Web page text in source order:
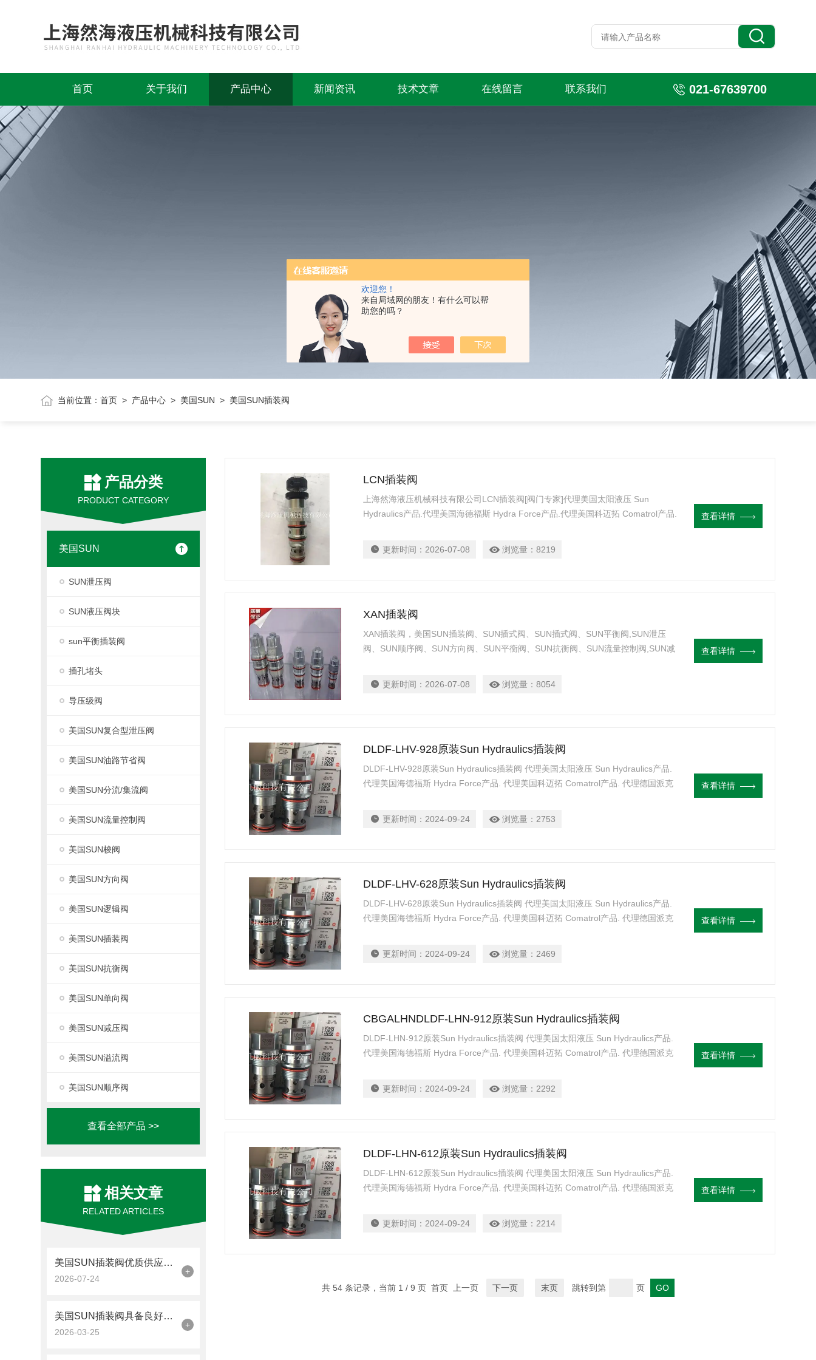
欢迎您！
来自局域网的朋友！有什么可以帮
助您的吗？
首页 关于我们 产品中心 新闻资讯 技术文章 在线留言 联系我们 021-67639700
当前位置：首页 > 产品中心 > 美国SUN > 美国SUN插装阀
产品分类
PRODUCT CATEGORY
美国SUN
SUN泄压阀
SUN液压阀块
sun平衡插装阀
插孔堵头
导压级阀
美国SUN复合型泄压阀
美国SUN油路节省阀
美国SUN分流/集流阀
美国SUN流量控制阀
美国SUN梭阀
美国SUN方向阀
美国SUN逻辑阀
美国SUN插装阀
美国SUN抗衡阀
美国SUN单向阀
美国SUN减压阀
美国SUN溢流阀
美国SUN顺序阀
查看全部产品 >>
相关文章
RELATED ARTICLES
美国SUN插装阀优质供应商选择指南
2026-07-24
+
美国SUN插装阀具备良好的耐磨、耐冲击和抗疲劳性能
2026-03-25
+
LCN插装阀
上海然海液压机械科技有限公司LCN插装阀[阀门专家]代理美国太阳液压 Sun
Hydraulics产品.代理美国海德福斯 Hydra Force产品.代理美国科迈拓 Comatrol产品.
更新时间： 2026-07-08 浏览量： 8219
查看详情
XAN插装阀
XAN插装阀，美国SUN插装阀、SUN插式阀、SUN插式阀、SUN平衡阀,SUN泄压
阀、SUN顺序阀、SUN方向阀、SUN平衡阀、SUN抗衡阀、SUN流量控制阀,SUN减
更新时间： 2026-07-08 浏览量： 8054
查看详情
DLDF-LHV-928原装Sun Hydraulics插装阀
DLDF-LHV-928原装Sun Hydraulics插装阀 代理美国太阳液压 Sun Hydraulics产品.
代理美国海德福斯 Hydra Force产品. 代理美国科迈拓 Comatrol产品. 代理德国派克
更新时间： 2024-09-24 浏览量： 2753
查看详情
DLDF-LHV-628原装Sun Hydraulics插装阀
DLDF-LHV-628原装Sun Hydraulics插装阀 代理美国太阳液压 Sun Hydraulics产品.
代理美国海德福斯 Hydra Force产品. 代理美国科迈拓 Comatrol产品. 代理德国派克
更新时间： 2024-09-24 浏览量： 2469
查看详情
CBGALHNDLDF-LHN-912原装Sun Hydraulics插装阀
DLDF-LHN-912原装Sun Hydraulics插装阀 代理美国太阳液压 Sun Hydraulics产品.
代理美国海德福斯 Hydra Force产品. 代理美国科迈拓 Comatrol产品. 代理德国派克
更新时间： 2024-09-24 浏览量： 2292
查看详情
DLDF-LHN-612原装Sun Hydraulics插装阀
DLDF-LHN-612原装Sun Hydraulics插装阀 代理美国太阳液压 Sun Hydraulics产品.
代理美国海德福斯 Hydra Force产品. 代理美国科迈拓 Comatrol产品. 代理德国派克
更新时间： 2024-09-24 浏览量： 2214
查看详情
共 54 条记录，当前 1 / 9 页 首页 上一页 下一页 末页 跳转到第 页